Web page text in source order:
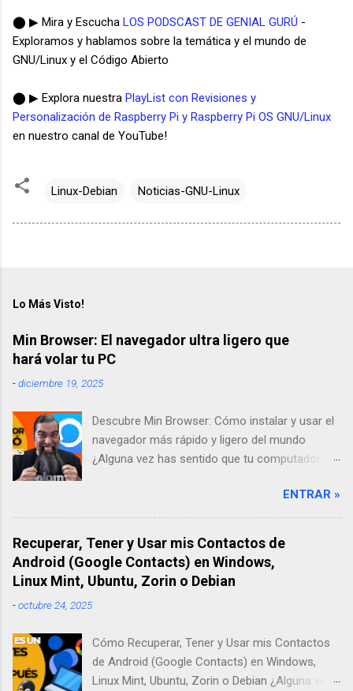
⬤ ▶ Mira y Escucha LOS PODSCAST DE GENIAL GURÚ -
Exploramos y hablamos sobre la temática y el mundo de
GNU/Linux y el Código Abierto
⬤ ▶ Explora nuestra PlayList con Revisiones y
Personalización de Raspberry Pi y Raspberry Pi OS GNU/Linux
en nuestro canal de YouTube!
Linux-Debian Noticias-GNU-Linux
Lo Más Visto!
Min Browser: El navegador ultra ligero que
hará volar tu PC
-diciembre 19, 2025
Descubre Min Browser: Cómo instalar y usar el
navegador más rápido y ligero del mundo
¿Alguna vez has sentido que tu computadora
en internet? A mí me pasaba todo el tiempo.
Por eso, en mi búsqueda por encontrar una
solución, descubrí Min Browser, un navegador
"ultra-ligero" que ha cambiado por completo mi
forma de trabajar. En este artículo, te contaré
mi experiencia probándolo y te enseñaré paso
Min Browser y por qué deberías darle una
oportunidad? Cuando escuchamos la palabra
"navegador", siempre pensamos en los de
ENTRAR »
Recuperar, Tener y Usar mis Contactos de
Android (Google Contacts) en Windows,
Linux Mint, Ubuntu, Zorin o Debian
-octubre 24, 2025
Cómo Recuperar, Tener y Usar mis Contactos
de Android (Google Contacts) en Windows,
Linux Mint, Ubuntu, Zorin o Debian ¿Alguna vez